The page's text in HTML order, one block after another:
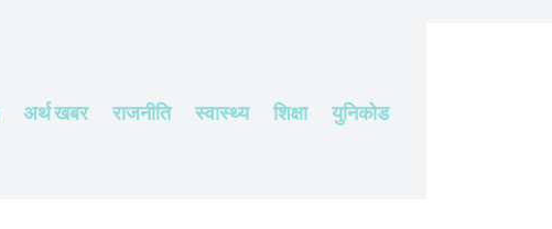
अर्थ खबर राजनीति स्वास्थ्य शिक्षा युनिकोड